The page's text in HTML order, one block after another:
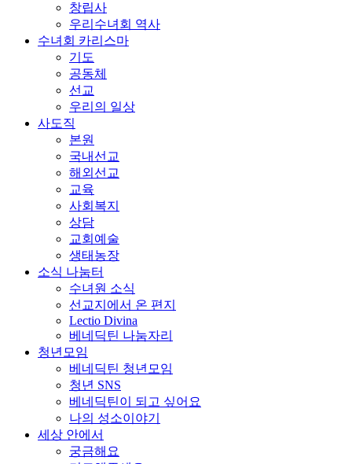
창립사
우리수녀회 역사
수녀회 카리스마
기도
공동체
선교
우리의 일상
사도직
본원
국내선교
해외선교
교육
사회복지
상담
교회예술
생태농장
소식 나눔터
수녀원 소식
선교지에서 온 편지
Lectio Divina
베네딕틴 나눔자리
청년모임
베네딕틴 청년모임
청년 SNS
베네딕틴이 되고 싶어요
나의 성소이야기
세상 안에서
궁금해요